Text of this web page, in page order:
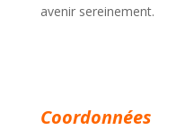
avenir sereinement.
Coordonnées